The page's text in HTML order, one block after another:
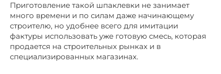
Приготовление такой шпаклевки не занимает
много времени и по силам даже начинающему
строителю, но удобнее всего для имитации
фактуры использовать уже готовую смесь, которая
продается на строительных рынках и в
специализированных магазинах.